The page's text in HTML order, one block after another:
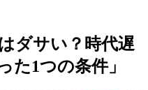
ダサい？時代遅
た1つの条件」